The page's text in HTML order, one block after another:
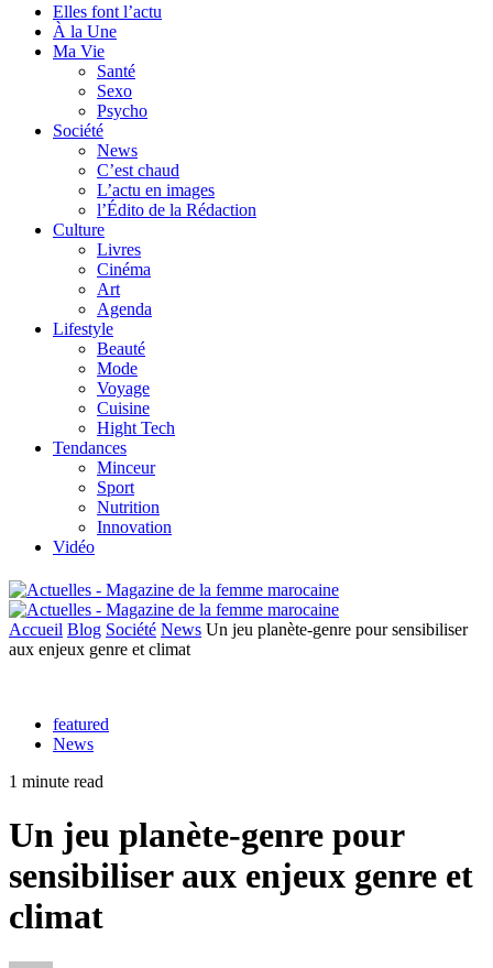
Elles font l’actu
À la Une
Ma Vie
Santé
Sexo
Psycho
Société
News
C’est chaud
L’actu en images
l’Édito de la Rédaction
Culture
Livres
Cinéma
Art
Agenda
Lifestyle
Beauté
Mode
Voyage
Cuisine
Hight Tech
Tendances
Minceur
Sport
Nutrition
Innovation
Vidéo
Accueil Blog Société News Un jeu planète-genre pour sensibiliser
aux enjeux genre et climat
featured
News
1 minute read
Un jeu planète-genre pour
sensibiliser aux enjeux genre et
climat